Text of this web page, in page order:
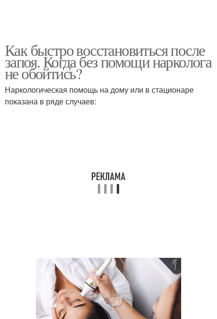
Как быстро восстановиться после
запоя. Когда без помощи нарколога
не обойтись?
Наркологическая помощь на дому или в стационаре
показана в ряде случаев: